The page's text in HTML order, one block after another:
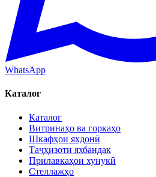
WhatsApp
Каталог
Каталог
Витринаҳо ва горкаҳо
Шкафҳои яхдонӣ
Таҷҳизоти яхбандак
Прилавкаҳои хунукӣ
Стеллажҳо